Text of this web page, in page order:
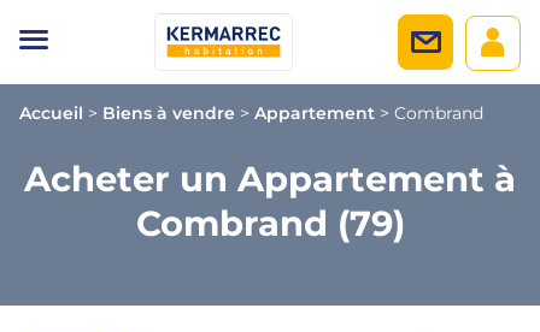
Accueil > Biens à vendre > Appartement > Combrand
Acheter un Appartement à
Combrand (79)